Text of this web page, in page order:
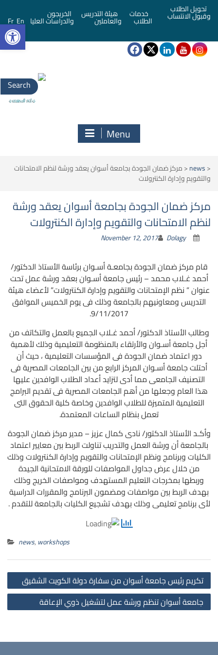
تحويل الطلاب
وقبول الانتساب خدمات
الطلاب
هيئة التدريس
والعاملين
الخريجون
والدراسات العليا En
Fr
Search
for:
Menu
<
news
<مركز ضمان الجودة بجامعة أسوان يعقد ورشة لنظم الامتحانات
والتقويم وإدارة الكنترولات
مركز ضمان الجودة بجامعة أسوان يعقد ورشة
لنظم الامتحانات والتقويم وإدارة الكنترولات
November 12, 2017 Dolagy
قام مركز ضمان الجودة بجامعـة أسـوان برئاسة الأستاذ الدكتور/
أحمد غـلاب محمد – رئيس جامعة أسـوان بعقد ورشة عمل تحت
عنوان ” نظم الإمتحانات والتقويم وإدارة الكنترولات” لأعضاء هيئة
التدريس ومعاونيهم بالجامعة وذلك فى يوم الخميس الموافق
9/11/2017.
وطالب الأستاذ الدكتور/ أحمد غـلاب الجميع بالعمل والتكاتف من
أجل جامعة أسـوان والأرتقاء بالمنظومة التعليمية وذلك لأهمية
دور اعتماد ضمان الجودة فى المؤسسات التعليمية ، حيث أن
أحتلت جامعة أسـوان المركز الرابع من بين الجامعات المصرية فى
التصنيف الجامعى مما أدى لتزايد أعداد الطلاب الوافدين عليها
هذا العام وجعلها من أهم الجامعات المصرية فى تقديم البرامج
التعليمية المتميزة للطلاب الوافدين وخاصة كلية الحقوق التى
تعمل بنظام الساعات المعتمدة.
وأكـد الأستاذ الدكتور/ نادى كمال عزيز – مدير مركز ضمان الجودة
بالجامعة أن ورشة العمل والتدريب تناولت الربط بين معايير اعتماد
الكليات وبرنامج ونظم الإمتحانات والتقويم وإدارة الكنترولات وذلك
من خلال عرض جداول المواصفات للورقة الامتحانية الجيدة
وربطها بمخرجات التعليم المستهدف ومواصفات الخريج وذلك
بهدف الربط بين مواصفات ومضمون البرنامج والمقررات الدراسية
لأى برنامج تعليمى وذلك بهدف تشجيع الكليات بالجامعة للتقدم .
news, workshops
تكريم رئيس جامعة أسوان من سفارة دولة الكويت الشقيق
جامعة أسوان تنظم ورشة عمل لتشغيل ذوي الإعاقة